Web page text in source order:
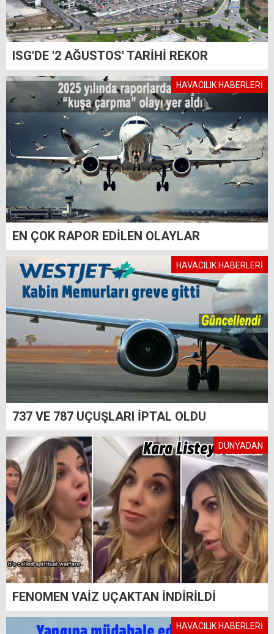
ISG'DE '2 AĞUSTOS' TARİHİ REKOR
HAVACILIK HABERLERİ
EN ÇOK RAPOR EDİLEN OLAYLAR
HAVACILIK HABERLERİ
737 VE 787 UÇUŞLARI İPTAL OLDU
DÜNYADAN
FENOMEN VAİZ UÇAKTAN İNDİRİLDİ
HAVACILIK HABERLERİ